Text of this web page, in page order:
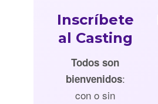
Inscríbete
al Casting
Todos son
bienvenidos:
con o sin